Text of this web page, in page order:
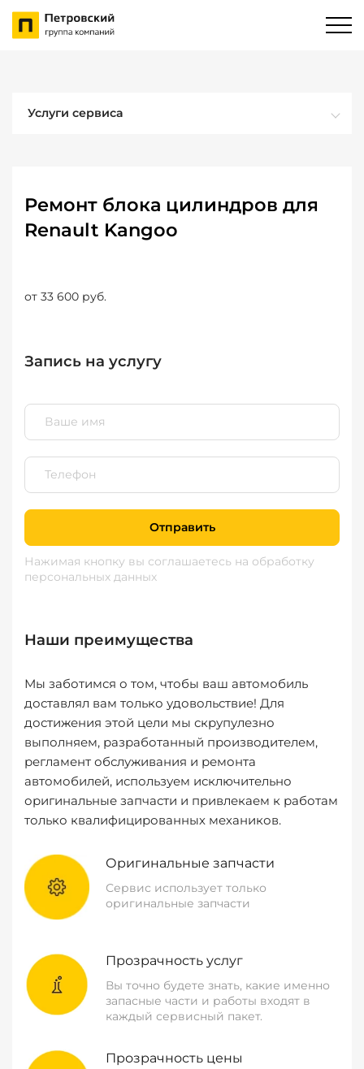
Услуги сервиса
Ремонт блока цилиндров для
Renault Kangoo
от 33 600 руб.
Запись на услугу
Отправить
Нажимая кнопку вы соглашаетесь на обработку
персональных данных
Наши преимущества
Мы заботимся о том, чтобы ваш автомобиль
доставлял вам только удовольствие! Для
достижения этой цели мы скрупулезно
выполняем, разработанный производителем,
регламент обслуживания и ремонта
автомобилей, используем исключительно
оригинальные запчасти и привлекаем к работам
только квалифицированных механиков.
Оригинальные запчасти
Сервис использует только
оригинальные запчасти
Прозрачность услуг
Вы точно будете знать, какие именно
запасные части и работы входят в
каждый сервисный пакет.
Прозрачность цены